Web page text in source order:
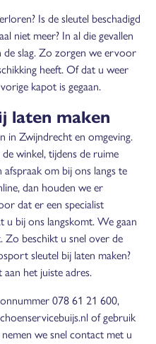
Is de sleutel beschadigd
niet meer? In al die gevallen
de slag. Zo zorgen we ervoor
heeft. Of dat u weer
kapot is gegaan.
laten maken
in Zwijndrecht en omgeving.
winkel, tijdens de ruime
afspraak om bij ons langs te
dan houden we er
dat er een specialist
u bij ons langskomt. We gaan
Zo beschikt u snel over de
sleutel bij laten maken?
het juiste adres.
078 61 21 600,
of gebruik
we snel contact met u